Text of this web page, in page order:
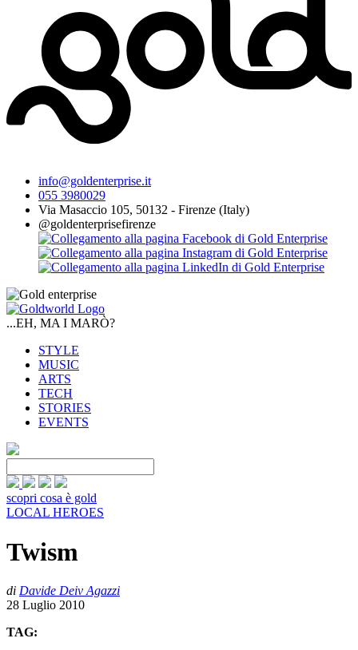
info@goldenterprise.it
055 3980029
Via Masaccio 105, 50132 - Firenze (Italy)
@goldenterprisefirenze
...EH, MA I MARÒ?
STYLE
MUSIC
ARTS
TECH
STORIES
EVENTS
scopri cosa è gold
LOCAL HEROES
Twism
di Davide Deiv Agazzi
28 Luglio 2010
TAG: